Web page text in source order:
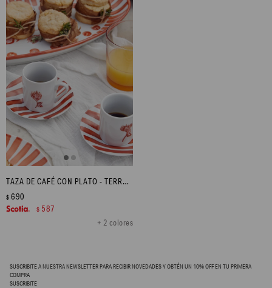
TAZA DE CAFÉ CON PLATO - TERRACOTA EN FLOR
+ 2 colores
$ 690
$ 587
SUSCRIBITE A NUESTRA NEWSLETTER PARA RECIBIR NOVEDADES Y OBTÉN UN 10% OFF EN TU PRIMERA
COMPRA
SUSCRIBITE